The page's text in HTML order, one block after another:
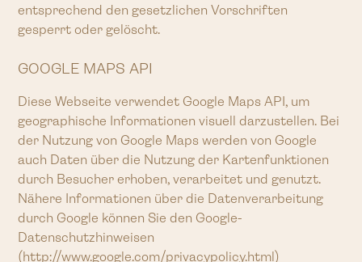
entsprechend den gesetzlichen Vorschriften
gesperrt oder gelöscht.
GOOGLE MAPS API
Diese Webseite verwendet Google Maps API, um
geographische Informationen visuell darzustellen. Bei
der Nutzung von Google Maps werden von Google
auch Daten über die Nutzung der Kartenfunktionen
durch Besucher erhoben, verarbeitet und genutzt.
Nähere Informationen über die Datenverarbeitung
durch Google können Sie den Google-
Datenschutzhinweisen
(http://www.google.com/privacypolicy.html)